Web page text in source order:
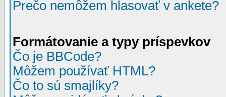
Prečo nemôžem hlasovať v ankete?
Formátovanie a typy príspevkov
Čo je BBCode?
Môžem používať HTML?
Čo to sú smajlíky?